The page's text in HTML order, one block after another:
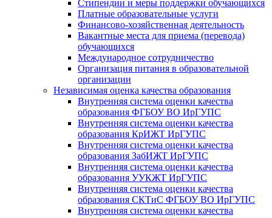
Стипендии и меры поддержки обучающихся
Платные образовательные услуги
Финансово-хозяйственная деятельность
Вакантные места для приема (перевода)
обучающихся
Международное сотрудничество
Организация питания в образовательной
организации
Независимая оценка качества образования
Внутренняя система оценки качества
образования ФГБОУ ВО ИрГУПС
Внутренняя система оценки качества
образования КрИЖТ ИрГУПС
Внутренняя система оценки качества
образования ЗабИЖТ ИрГУПС
Внутренняя система оценки качества
образования УУКЖТ ИрГУПС
Внутренняя система оценки качества
образования СКТиС ФГБОУ ВО ИрГУПС
Внутренняя система оценки качества